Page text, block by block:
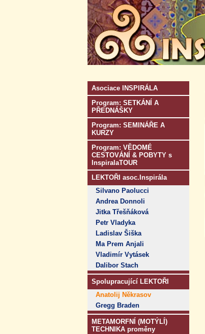
Asociace INSPIRÁLA
Program: SETKÁNÍ A
PŘEDNÁŠKY
Program: SEMINÁŘE A
KURZY
Program: VĚDOMÉ
CESTOVÁNÍ & POBYTY s
InspiralaTOUR
LEKTOŘI asoc.Inspirála
Silvano Paolucci
Andrea Donnoli
Jitka Třešňáková
Petr Vladyka
Ladislav Šiška
Ma Prem Anjali
Vladimír Vytásek
Dalibor Stach
Spolupracující LEKTOŘI
Anatolij Někrasov
Gregg Braden
METAMORFNÍ (MOTÝLÍ)
TECHNIKA proměny